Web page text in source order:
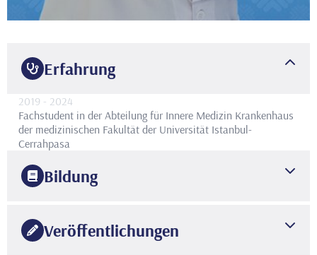
Erfahrung
2019 - 2024
Fachstudent in der Abteilung für Innere Medizin Krankenhaus
der medizinischen Fakultät der Universität Istanbul-
Cerrahpasa
Bildung
Universität Istanbul-Cerrahpaşa, Cerrahpaşa-Fakultät für
Medizin Abteilung für Innere Medizin
Veröffentlichungen